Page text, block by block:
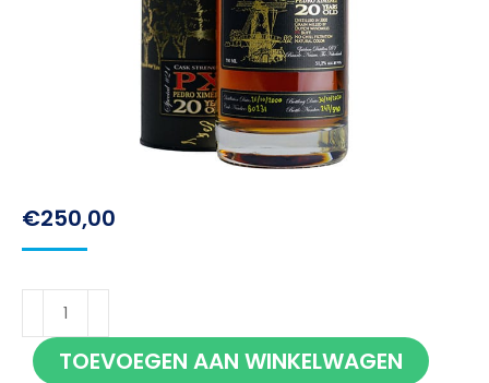
€250,00
Zuidam
Millstone
PX
TOEVOEGEN AAN WINKELWAGEN